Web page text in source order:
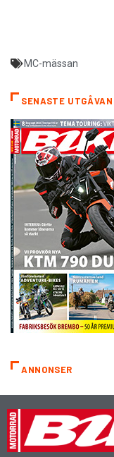
MC-mässan
SENASTE UTGÅVAN
ANNONSER